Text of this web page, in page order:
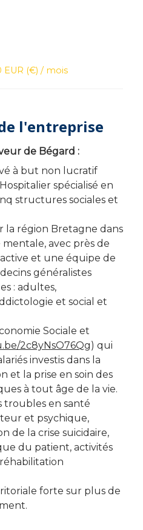
EUR (€) / mois
l'entreprise
de Bégard :
à but non lucratif
spécialisé en
structures sociales et
la région Bretagne dans
mentale, avec près de
et une équipe de
généralistes
: adultes,
et social et
Sociale et
2c8yNsO76Qg) qui
investis dans la
et la prise en soin des
à tout âge de la vie.
troubles en santé
et psychique,
de la crise suicidaire,
du patient, activités
forte sur plus de